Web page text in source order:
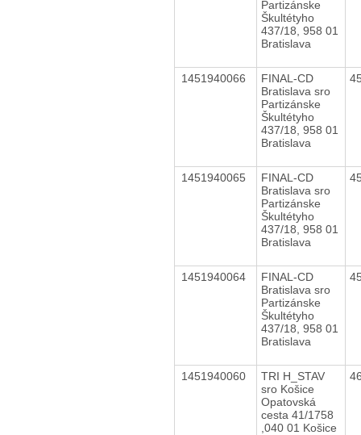
Partizánske
Škultétyho
437/18, 958 01
Bratislava
1451940066
FINAL-CD
Bratislava sro
Partizánske
Škultétyho
437/18, 958 01
Bratislava
1451940065
FINAL-CD
Bratislava sro
Partizánske
Škultétyho
437/18, 958 01
Bratislava
1451940064
FINAL-CD
Bratislava sro
Partizánske
Škultétyho
437/18, 958 01
Bratislava
1451940060
TRI H_STAV
sro Košice
Opatovská
cesta 41/1758
,040 01 Košice